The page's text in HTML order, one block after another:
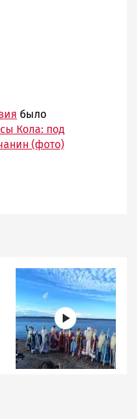
было
Кола: под
(фото)
Image